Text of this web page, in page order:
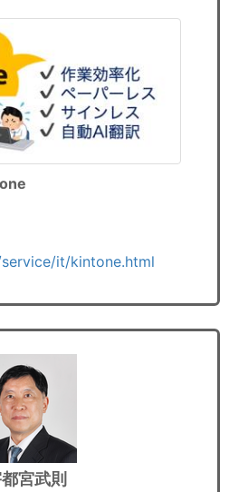
it/kintone.html
宮武則